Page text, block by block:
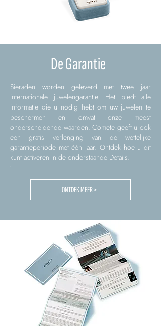
De Garantie
Sieraden worden geleverd met twee jaar
internationale juwelengarantie. Het biedt alle
informatie die u nodig hebt om uw juwelen te
beschermen en omvat onze meest
onderscheidende waarden. Comete geeft u ook
een gratis verlenging van de wettelijke
garantieperiode met één jaar. Ontdek hoe u dit
kunt activeren in de onderstaande Details.
ONTDEK MEER >